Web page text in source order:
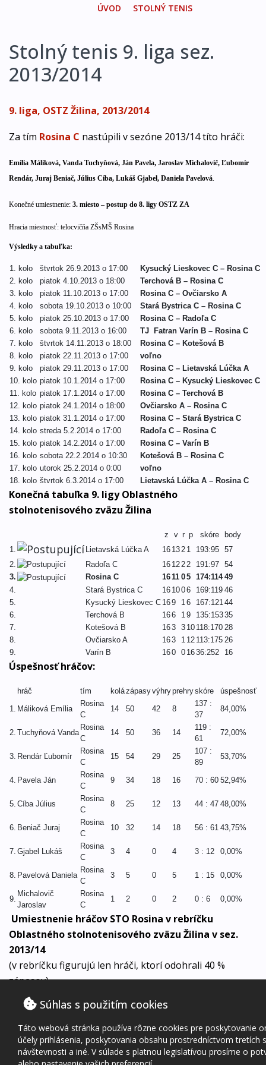
ÚVOD STOLNÝ TENIS
Stolný tenis 9. liga sez.
2013/2014
9. liga, OSTZ Žilina, 2013/2014
Za tím Rosina C nastúpili v sezóne 2013/14 títo hráči:
Emília Máliková, Vanda Tuchyňová, Ján Pavela, Jaroslav Michalovič, Ľubomír
Rendár, Juraj Beniač, Július Cíba, Lukáš Gjabel, Daniela Pavelová.
Konečné umiestnenie: 3. miesto – postup do 8. ligy OSTZ ZA
Hracia miestnosť: telocvičňa ZŠsMŠ Rosina
Výsledky a tabuľka:
1. kolo štvrtok 26.9.2013 o 17:00
Kysucký Lieskovec C – Rosina C
2. kolo
piatok 4.10.2013 o 18:00
Terchová B – Rosina C
3. kolo
piatok 11.10.2013 o 17:00
Rosina C – Ovčiarsko A
4. kolo
sobota 19.10.2013 o 10:00
Stará Bystrica C – Rosina C
5. kolo
piatok 25.10.2013 o 17:00
Rosina C – Radoľa C
6. kolo
sobota 9.11.2013 o 16:00
TJ Fatran Varín B – Rosina C
7. kolo
štvrtok 14.11.2013 o 18:00
Rosina C – Kotešová B
8. kolo
piatok 22.11.2013 o 17:00
voľno
9. kolo
piatok 29.11.2013 o 17:00
Rosina C – Lietavská Lúčka A
10. kolo piatok 10.1.2014 o 17:00
Rosina C – Kysucký Lieskovec C
11. kolo piatok 17.1.2014 o 17:00
Rosina C – Terchová B
12. kolo piatok 24.1.2014 o 18:00
Ovčiarsko A – Rosina C
13. kolo piatok 31.1.2014 o 17:00
Rosina C – Stará Bystrica C
14. kolo streda 5.2.2014 o 17:00
Radoľa C – Rosina C
15. kolo piatok 14.2.2014 o 17:00
Rosina C – Varín B
16. kolo sobota 22.2.2014 o 10:30
Kotešová B – Rosina C
17. kolo utorok 25.2.2014 o 0:00
voľno
18. kolo štvrtok 6.3.2014 o 17:00 Lietavská Lúčka A – Rosina C
Konečná tabuľka 9. ligy Oblastného
stolnotenisového zväzu Žilina
z v r p skóre
body
1.
Lietavská Lúčka A 16 132 1 193:95 57
2.
Radoľa C 16 1222 191:97 54
3.
Rosina C 1611 05 174:114 49
4.
Stará Bystrica C 16 1006 169:119 46
5.
Kysucký Lieskovec C 169 16 167:12144
6.
Terchová B 166 19 135:15335
7.
Kotešová B 163 3 10 118:170 28
8.
Ovčiarsko A 163 1 12 113:175 26
9.
Varín B 160 0 1636:252 16
Úspešnosť hráčov:
hráč tím kolázápasyvýhryprehryskóre
úspešnosť
1. Máliková Emília
Rosina
C
14 50 42 8
137 :
37
84,00%
2. Tuchyňová Vanda
Rosina
C
14 50 36 14
119 :
61
72,00%
3. Rendár Ľubomír
Rosina
C
15 54 29 25
107 :
89
53,70%
4. Pavela Ján
Rosina
C
9 34 18 16 70 : 60 52,94%
5. Cíba Július
Rosina
C
8 25 12 13 44 : 47 48,00%
6. Beniač Juraj
Rosina
C
10 32 14 18 56 : 61 43,75%
7. Gjabel Lukáš
Rosina
C
3 4 0 4 3 : 12 0,00%
8. Pavelová Daniela
Rosina
C
3 5 0 5 1 : 15 0,00%
9.
Michalovič
Jaroslav
Rosina
C
1 2 0 2 0 : 6 0,00%
Umiestnenie hráčov STO Rosina v rebríčku
Oblastného stolnotenisového zväzu Žilina v sez.
2013/14
(v rebríčku figurujú len hráči, ktorí odohrali 40 %
zápasov)
poradie hráč klub zápasy
42. Majtán Dušan Rosina STO 84 41 43
157:166
43. Kováč Ladislav Rosina STO 74 36 38
144:145
53.Ďuratný Dušan Rosina STO 72 30 42
122:156
Súhlas s použitím cookies
Táto webová stránka používa rôzne cookies pre poskytovanie
účely prihlásenia, poskytovania obsahu prostredníctvom tretích
návštevnosti a iné. V súlade s platnou legislatívou prosíme o